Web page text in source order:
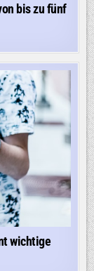
bis zu fünf
wichtige